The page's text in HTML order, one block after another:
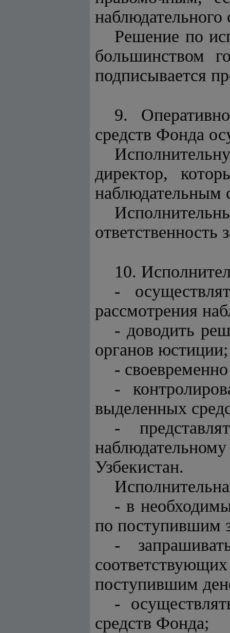
Решение по
большинством
подписывается
9.
средств Фонда
директор,
наблюдательным
ответственность
10.
-
рассмотрения
- доводить
органов юстиции;
-
-
выделенных
-
Узбекистан.
- в
по поступившим
-
поступившим
-
средств Фонда;